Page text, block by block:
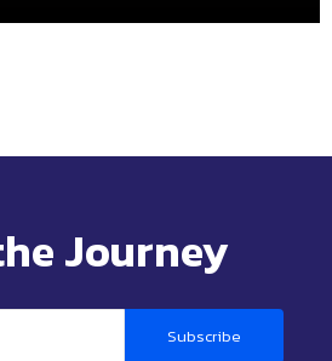
Journey
Subscribe